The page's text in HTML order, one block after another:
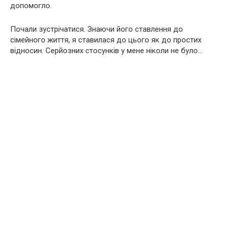
допомогло.
Почали зустрічатися. Знаючи його ставлення до
сімейного життя, я ставилася до цього як до простих
відносин. Серйозних стосунків у мене ніколи не було…